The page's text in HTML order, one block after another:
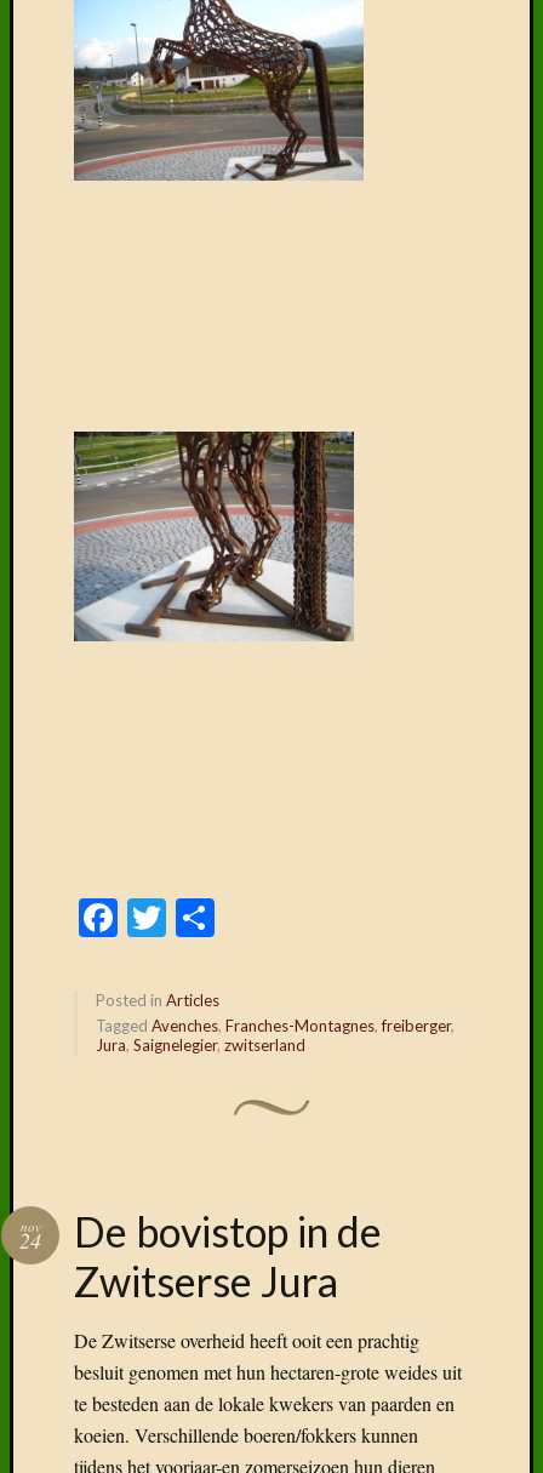
Facebook
Twitter
Delen
Posted inArticles
TaggedAvenches,Franches-Montagnes
Jura, Saignelegier, zwitserland
besluit genomen met hun hectaren-grote weides uit
tijdens het voorjaar-en zomerseizoen hun dieren
laten grazen op deze weides.
Ik hoor je al denken:’ So what? Dat gebeurt hier